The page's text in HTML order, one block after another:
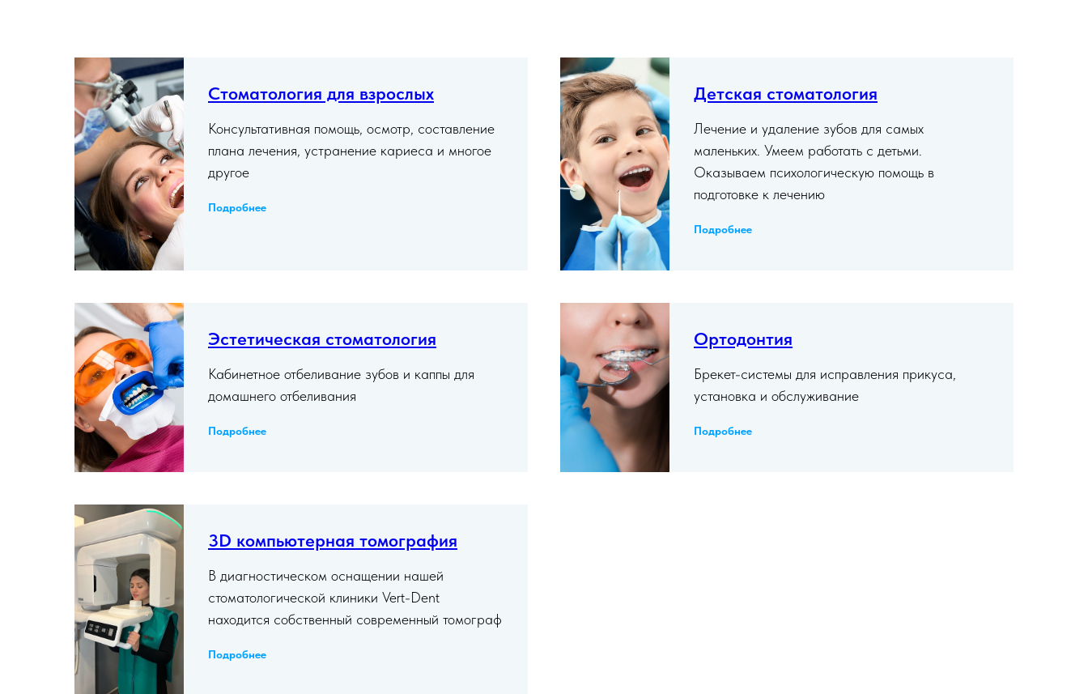
Стоматология для взрослых
Консультативная помощь, осмотр, составление
плана лечения, устранение кариеса и многое
другое
Подробнее
Детская стоматология
Лечение и удаление зубов для самых
маленьких. Умеем работать с детьми.
Оказываем психологическую помощь в
подготовке к лечению
Подробнее
Эстетическая стоматология
Кабинетное отбеливание зубов и каппы для
домашнего отбеливания
Подробнее
Ортодонтия
Брекет-системы для исправления прикуса,
установка и обслуживание
Подробнее
3D компьютерная томография
В диагностическом оснащении нашей
стоматологической клиники Vert-Dent
находится собственный современный томограф
Подробнее